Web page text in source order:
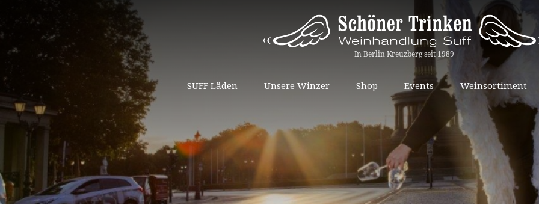
Springe
zum
Inhalt
SUFF Läden Unsere Winzer Shop Events Weinsortiment